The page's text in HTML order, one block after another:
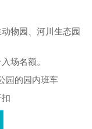
物园、河川生态园
场名额。
园的园内班车